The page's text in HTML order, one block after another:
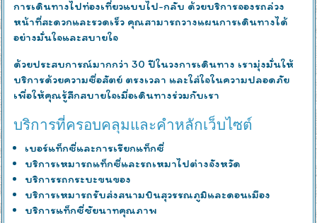
การเดินทางไปท่องเที่ยวแบบไป-กลับ ด้วยบริการจองรถล่วง
หน้าที่สะดวกและรวดเร็ว คุณสามารถวางแผนการเดินทางได้
อย่างมั่นใจและสบายใจ
ด้วยประสบการณ์มากกว่า 30 ปีในวงการเดินทาง เรามุ่งมั่นให้
บริการด้วยความซื่อสัตย์ ตรงเวลา และใส่ใจในความปลอดภัย
เพื่อให้คุณรู้สึกสบายใจเมื่อเดินทางร่วมกับเรา
บริการที่ครอบคลุมและคำหลักเว็บไซต์
เบอร์แท็กซี่และการเรียกแท็กซี่
บริการเหมารถแท็กซี่และรถเหมาไปต่างจังหวัด
บริการรถกระบะขนของ
บริการเหมารถรับส่งสนามบินสุวรรณภูมิและดอนเมือง
บริการแท็กซี่ชัยนาทคุณภาพ